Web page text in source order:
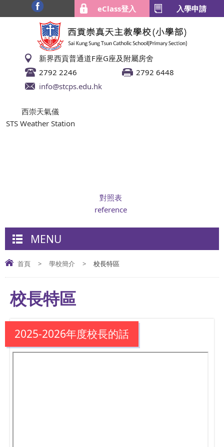
eClass登入 入學申請
新界西貢普通道F座G座及附屬房舍
2792 2246
2792 6448
info@stcps.edu.hk
西崇天氣儀
STS Weather Station
對照表
reference
MENU
首頁 > 學校簡介 > 校長特區
校長特區
2025-2026年度校長的話